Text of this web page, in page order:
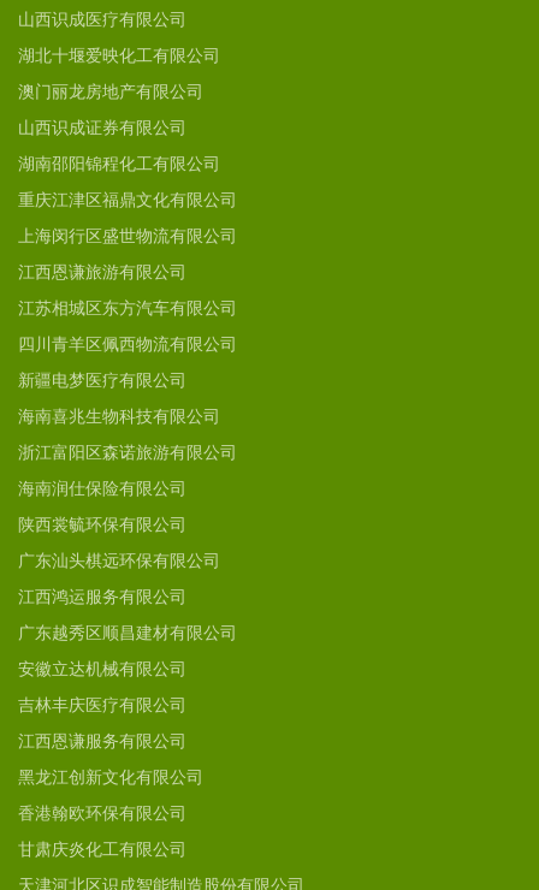
山西识成医疗有限公司
湖北十堰爱映化工有限公司
澳门丽龙房地产有限公司
山西识成证券有限公司
湖南邵阳锦程化工有限公司
重庆江津区福鼎文化有限公司
上海闵行区盛世物流有限公司
江西恩谦旅游有限公司
江苏相城区东方汽车有限公司
四川青羊区佩西物流有限公司
新疆电梦医疗有限公司
海南喜兆生物科技有限公司
浙江富阳区森诺旅游有限公司
海南润仕保险有限公司
陕西裳毓环保有限公司
广东汕头棋远环保有限公司
江西鸿运服务有限公司
广东越秀区顺昌建材有限公司
安徽立达机械有限公司
吉林丰庆医疗有限公司
江西恩谦服务有限公司
黑龙江创新文化有限公司
香港翰欧环保有限公司
甘肃庆炎化工有限公司
天津河北区识成智能制造股份有限公司